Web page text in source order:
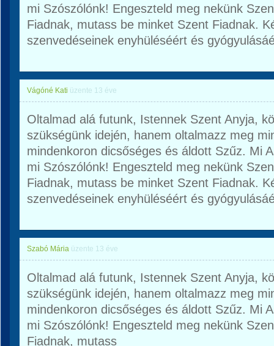
mi Szószólónk! Engeszteld meg nekünk
Fiadnak, mutass be minket Szent Fiadnak.
szenvedéseinek enyhüléséért és
Vágóné Kati üzente 13 éve
Oltalmad alá futunk, Istennek Szent Anyja,
szükségünk idején, hanem oltalmazz meg
mindenkoron dicsőséges és áldott Szűz. Mi
mi Szószólónk! Engeszteld meg nekünk
Fiadnak, mutass be minket Szent Fiadnak.
szenvedéseinek enyhüléséért és
Szabó Mária üzente 13 éve
Oltalmad alá futunk, Istennek Szent Anyja,
szükségünk idején, hanem oltalmazz meg
mindenkoron dicsőséges és áldott Szűz. Mi
mi Szószólónk! Engeszteld meg nekünk
Fiadnak, mutass